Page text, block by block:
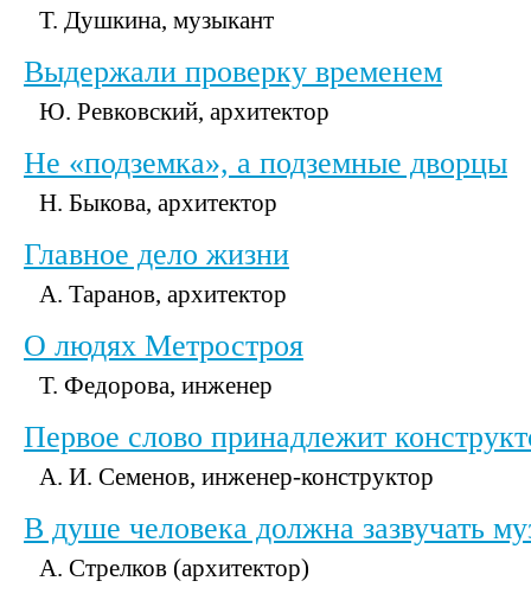
Т. Душкина, музыкант
Выдержали проверку временем
Ю. Ревковский, архитектор
Не «подземка», а подземные дворцы
Н. Быкова, архитектор
Главное дело жизни
А. Таранов, архитектор
О людях Метростроя
Т. Федорова, инженер
Первое слово принадлежит
А. И. Семенов, инженер-конструктор
В душе человека должна зазвучать
А. Стрелков (архитектор)